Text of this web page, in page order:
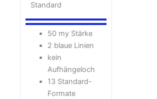
Standard
50 my Stärke
2 blaue Linien
kein
Aufhängeloch
13 Standard-
Formate